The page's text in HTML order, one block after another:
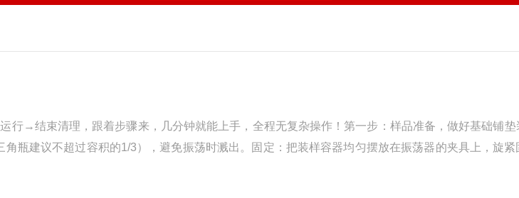
→结束清理，跟着步骤来，几分钟就能上手，全程无复杂操作！第一步：样品准备，做好基础铺垫
瓶建议不超过容积的1/3），避免振荡时溅出。固定：把装样容器均匀摆放在振荡器的夹具上，旋紧